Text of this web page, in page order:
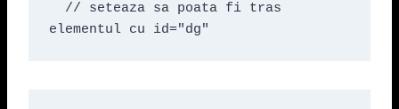
// seteaza sa poata fi tras
elementul cu id="dg"